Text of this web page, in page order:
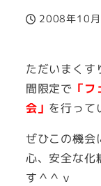
投稿日
2008年10
ただいまく
間限定で 「
会」 を行って
ぜひこの機会
心、安全な化
す＾＾ｖ